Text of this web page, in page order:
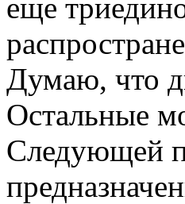
еще
Думаю, что
Остальные
Следующей